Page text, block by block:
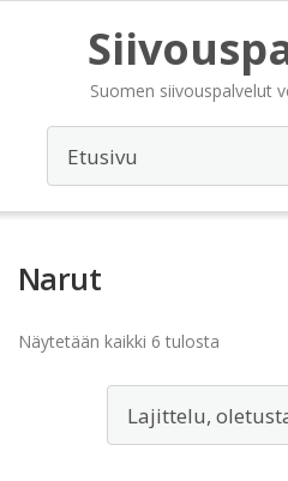
Suomen siivouspalvelut
Narut
Näytetään kaikki 6 tulosta